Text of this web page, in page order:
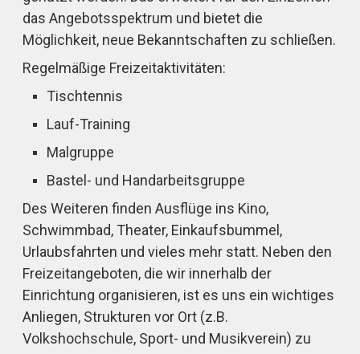
das Angebotsspektrum und bietet die
Möglichkeit, neue Bekanntschaften zu schließen.
Regelmäßige Freizeitaktivitäten:
Tischtennis
Lauf-Training
Malgruppe
Bastel- und Handarbeitsgruppe
Des Weiteren finden Ausflüge ins Kino,
Schwimmbad, Theater, Einkaufsbummel,
Urlaubsfahrten und vieles mehr statt. Neben den
Freizeitangeboten, die wir innerhalb der
Einrichtung organisieren, ist es uns ein wichtiges
Anliegen, Strukturen vor Ort (z.B.
Volkshochschule, Sport- und Musikverein) zu